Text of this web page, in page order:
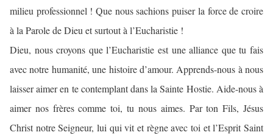
milieu professionnel ! Que nous sachions puiser la force de croire
à la Parole de Dieu et surtout à l’Eucharistie !
Dieu, nous croyons que l’Eucharistie est une alliance que tu fais
avec notre humanité, une histoire d’amour. Apprends-nous à nous
laisser aimer en te contemplant dans la Sainte Hostie. Aide-nous à
aimer nos frères comme toi, tu nous aimes. Par ton Fils, Jésus
Christ notre Seigneur, lui qui vit et règne avec toi et l’Esprit Saint